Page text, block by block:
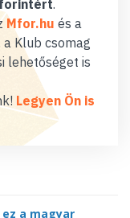
forintért.
Mfor.hu és a
Klub csomag
lehetőséget is
Legyen Ön is
a magyar